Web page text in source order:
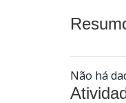
Não há